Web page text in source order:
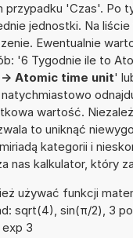
przypadku 'Czas'. Po
jednostki. Na
Ewentualnie
'6 Tygodnie ile to
> Atomic time unit'
wartość.
to uniknąć
kategorii i
nas kalkulator, który
używać funkcji
sqrt(4), sin(π/2), 3
3